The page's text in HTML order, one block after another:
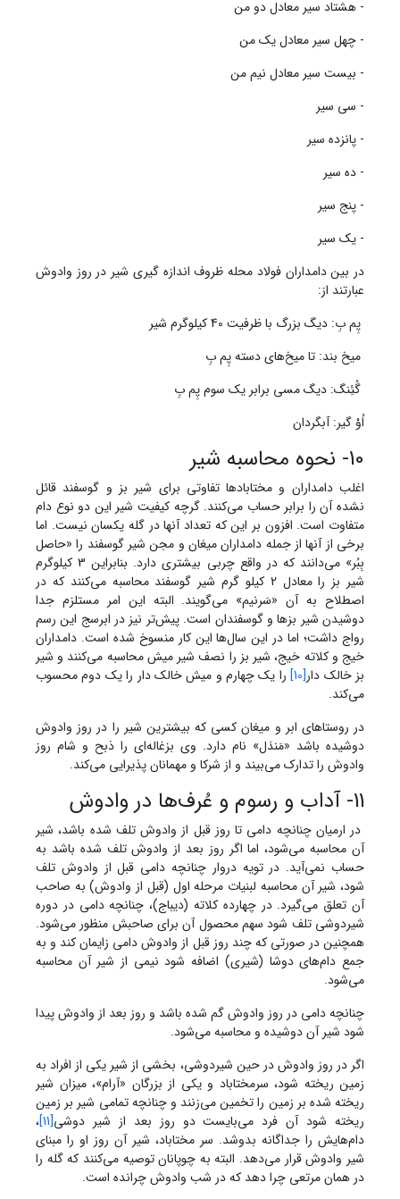
- هشتاد سیر معادل دو من
- چهل سیر معادل یک من
- بیست سیر معادل نیم من
- سی سیر
- پانزده سیر
- ده سیر
- پنج سیر
- یک سیر
در بین دامداران فولاد محله ظروف اندازه گیری شیر در روز وادوش
عبارتند از:
پِم بِ: دیگ بزرگ با ظرفیت 40 کیلوگرم شیر
میخ بند: تا میخ‌های دسته پِم بِ
گُئِنگ: دیگ مسی برابر یک سوم پِم بِ
اُوْ گیر: آبگردان
10- نحوه محاسبه شیر
اغلب دامداران و مختابادها تفاوتی برای شیر بز و گوسفند قائل
نشده آن را برابر حساب می‌کنند. گرچه کیفیت شیر این دو نوع دام
متفاوت است. افزون بر این که تعداد آنها در گله یکسان نیست. اما
برخی از آنها از جمله دامداران میغان و مجن شیر گوسفند را «حاصل
بِبُر» می‌دانند که در واقع چربی بیشتری دارد. بنابراین 3 کیلوگرم
شیر بز را معادل 2 کیلو گرم شیر گوسفند محاسبه می‌کنند که در
اصطلاح به آن «سَرنیم» می‌گویند. البته این امر مستلزم جدا
دوشیدن شیر بزها و گوسفندان است. پیش‌تر نیز در ابرسج این رسم
رواج داشت؛ اما در این سال‌ها این کار منسوخ شده است. دامداران
خیج و کلاته خیج، شیر بز را نصف شیر میش محاسبه می‌کنند و شیر
بز خالک دار[10]
را یک چهارم و میش خالک دار را یک دوم محسوب
می‌کند.
در روستاهای ابر و میغان کسی که بیشترین شیر را در روز وادوش
دوشیده باشد «مَندَل» نام دارد. وی بزغاله‌ای را ذبح و شام روز
وادوش را تدارک می‌بیند و از شرکا و مهمانان پذیرایی می‌کند.
11- آداب و رسوم و عُرف‌ها در وادوش
در ارمیان چنانچه دامی تا روز قبل از وادوش تلف شده باشد، شیر
آن محاسبه می‌شود، اما اگر روز بعد از وادوش تلف شده باشد به
حساب نمی‌آید. در تویه دروار چنانچه دامی قبل از وادوش تلف
شود، شیر آن محاسبه لبنیات مرحله اول (قبل از وادوش) به صاحب
آن تعلق می‌گیرد. در چهارده کلاته (دیباج)، چنانچه دامی در دوره
شیردوشی تلف شود سهم محصول آن برای صاحبش منظور می‌شود.
همچنین در صورتی که چند روز قبل از وادوش دامی زایمان کند و به
جمع دام‌های دوشا (شیری) اضافه شود نیمی از شیر آن محاسبه
می‌شود.
چنانچه دامی در روز وادوش گم شده باشد و روز بعد از وادوش پیدا
شود شیر آن دوشیده و محاسبه می‌شود.
اگر در روز وادوش در حین شیردوشی، بخشی از شیر یکی از افراد به
زمین ریخته شود، سرمختاباد و یکی از بزرگان «آرام»، میزان شیر
ریخته شده بر زمین را تخمین می‌زنند و چنانچه تمامی شیر بر زمین
ریخته شود آن فرد می‌بایست دو روز بعد از شیر دوشی[11] ،
دام‌هایش را جداگانه بدوشد. سر مختاباد، شیر آن روز او را مبنای
شیر وادوش قرار می‌دهد. البته به چوپانان توصیه می‌کنند که گله را
در همان مرتعی چرا دهد که در شب وادوش چرانده است.